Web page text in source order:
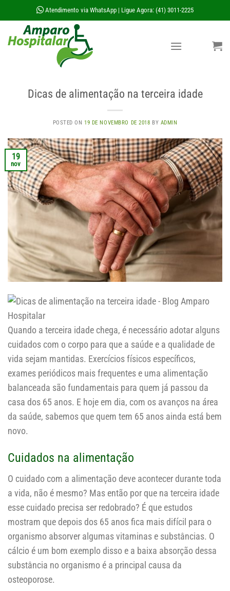
to
content
Atendimento via WhatsApp Ligue Agora: (41) 3011-2225
Dicas de alimentação na terceira idade
POSTED ON19 DE NOVEMBRO DE 2018 BY ADMIN
19
nov
Quando a terceira idade chega, é necessário adotar alguns
cuidados com o corpo para que a saúde e a qualidade de
vida sejam mantidas. Exercícios físicos específicos,
exames periódicos mais frequentes e uma alimentação
balanceada são fundamentais para quem já passou da
casa dos 65 anos. E hoje em dia, com os avanços na área
da saúde, sabemos que quem tem 65 anos ainda está bem
novo.
Cuidados na alimentação
O cuidado com a alimentação deve acontecer durante toda
a vida, não é mesmo? Mas então por que na terceira idade
esse cuidado precisa ser redobrado? É que estudos
mostram que depois dos 65 anos fica mais difícil para o
organismo absorver algumas vitaminas e substâncias. O
cálcio é um bom exemplo disso e a baixa absorção dessa
substância no organismo é a principal causa da
osteoporose.